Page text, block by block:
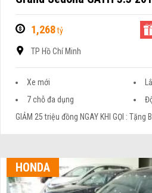
1,268tỷ
TP Hồ Chí Minh
Xe mới
7 chỗ đa dụng
GIẢM 25 triệu đồng NGAY KHI GỌI : Tặng
HONDA